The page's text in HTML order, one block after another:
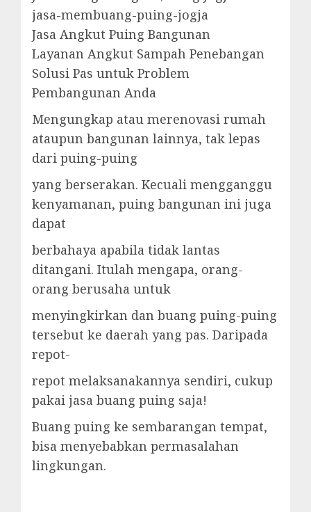
jasa-membuang-puing-jogja
Jasa Angkut Puing Bangunan
Layanan Angkut Sampah Penebangan
Solusi Pas untuk Problem
Pembangunan Anda
Mengungkap atau merenovasi rumah
ataupun bangunan lainnya, tak lepas
dari puing-puing
yang berserakan. Kecuali mengganggu
kenyamanan, puing bangunan ini juga
dapat
berbahaya apabila tidak lantas
ditangani. Itulah mengapa, orang-
orang berusaha untuk
menyingkirkan dan buang puing-puing
tersebut ke daerah yang pas. Daripada
repot-
repot melaksanakannya sendiri, cukup
pakai jasa buang puing saja!
Buang puing ke sembarangan tempat,
bisa menyebabkan permasalahan
lingkungan.